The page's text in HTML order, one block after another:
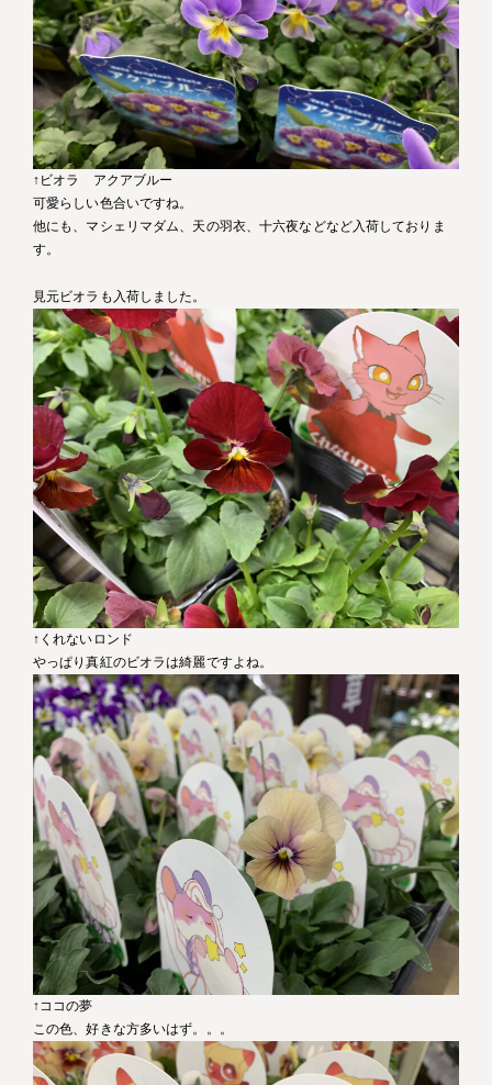
↑ビオラ アクアブルー
可愛らしい色合いですね。
他にも、マシェリマダム、天の羽衣、十六夜などなど入荷しておりま
す。
見元ビオラも入荷しました。
↑くれないロンド
やっぱり真紅のビオラは綺麗ですよね。
↑ココの夢
この色、好きな方多いはず。。。